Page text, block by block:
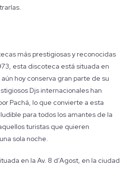
más prestigiosas y reconocidas
esta discoteca está situada en
hoy conserva gran parte de su
Djs internacionales han
Pachá, lo que convierte a esta
para todos los amantes de la
turistas que quieren
sola noche.
en la Av. 8 d’Agost, en la ciudad